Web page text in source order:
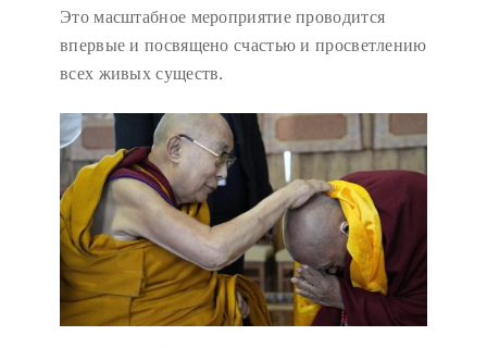
Это масштабное мероприятие проводится
впервые и посвящено счастью и просветлению
всех живых существ.